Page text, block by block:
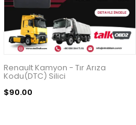
Renault Kamyon - Tır Arıza
Kodu(DTC) Silici
$90.00